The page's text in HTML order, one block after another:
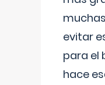
evitar
para el
hace